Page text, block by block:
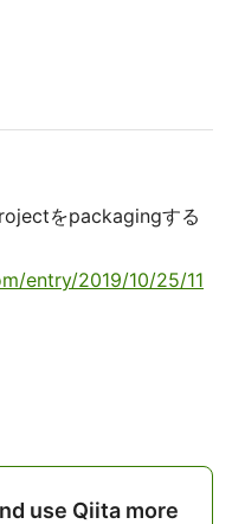
をpackagingする
entry/2019/10/25/11
use Qiita more